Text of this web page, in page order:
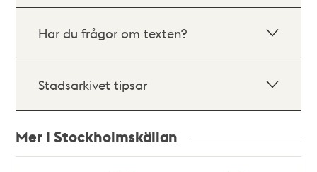
Har du frågor om texten?
Stadsarkivet tipsar
Mer i Stockholmskällan